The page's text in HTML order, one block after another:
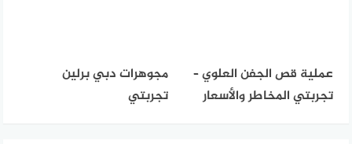
عملية قص الجفن العلوي –
تجربتي المخاطر والأسعار
مجوهرات دبي برلين
تجربتي